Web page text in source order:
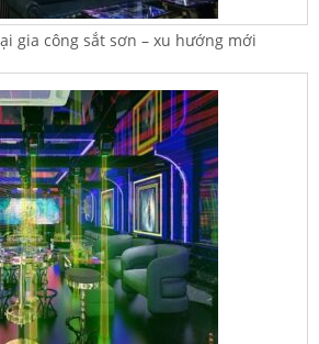
gia công sắt sơn – xu hướng mới